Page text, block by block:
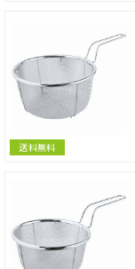
送料無料